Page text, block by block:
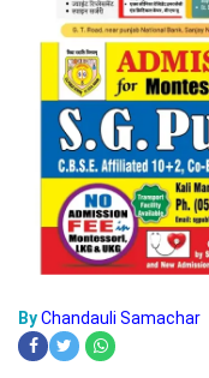
ByChandauli Samachar